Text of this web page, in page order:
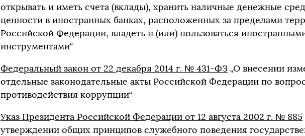
открывать и иметь счета (вклады), хранить наличные денежные
ценности в иностранных банках, расположенных за пределами
Российской Федерации, владеть и (или) пользоваться
инструментами“
Федеральный закон от 22 декабря 2014 г. № 431-ФЗ „О внесении
отдельные законодательные акты Российской Федерации по
противодействия коррупции“
Указ Президента Российской Федерации от 12 августа 2002 г. № 885
утверждении общих принципов служебного поведения